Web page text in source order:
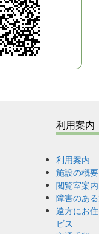
利用案内
利用案内
施設の概要
閲覧室案内
障害のあ
遠方にお
ビス